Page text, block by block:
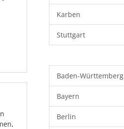
Karben
Stuttgart
Baden-Württemberg
Bayern
Berlin